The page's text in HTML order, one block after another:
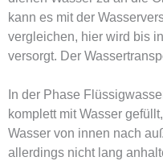
kann es mit der
vergleichen, hier wird bis
versorgt. Der
In der Phase
komplett mit Wasser
Wasser von innen nach
allerdings nicht lang